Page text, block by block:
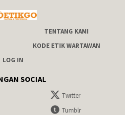
TENTANG KAMI
KODE ETIK WARTAWAN
LOG IN
SOCIAL
Twitter
Tumblr